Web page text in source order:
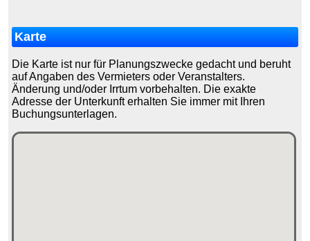
Karte
Die Karte ist nur für Planungszwecke gedacht und beruht
auf Angaben des Vermieters oder Veranstalters.
Änderung und/oder Irrtum vorbehalten. Die exakte
Adresse der Unterkunft erhalten Sie immer mit Ihren
Buchungsunterlagen.